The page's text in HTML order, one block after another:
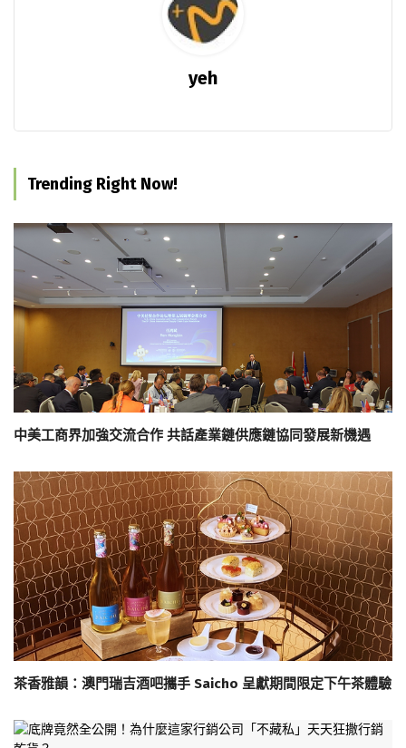
yeh
Trending Right Now!
中美工商界加強交流合作 共話產業鏈供應鏈協同發展新機遇
茶香雅韻：澳門瑞吉酒吧攜手 Saicho 呈獻期間限定下午茶體驗